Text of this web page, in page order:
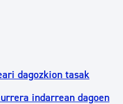
dagozkion tasak
indarrean dagoen